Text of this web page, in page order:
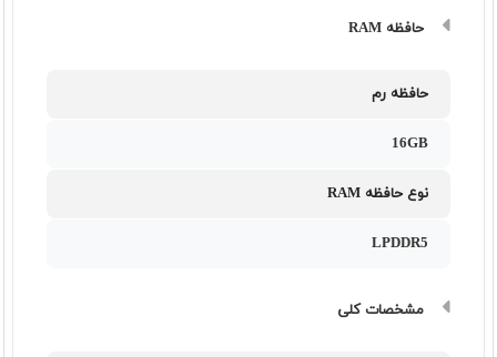
حافظه RAM
حافظه رم
16GB
نوع حافظه RAM
LPDDR5
مشخصات کلی